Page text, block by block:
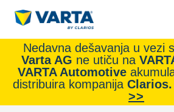
Nedavna dešavanja u vezi
Varta AG ne utiču na
VARTA Automotive
distribuira kompanija Clarios.
>>